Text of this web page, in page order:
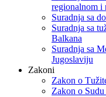
regionalnom i
Suradnja sa
Suradnja sa
Balkana
Suradnja sa
Jugoslaviju
Zakoni
Zakon o
Zakon o